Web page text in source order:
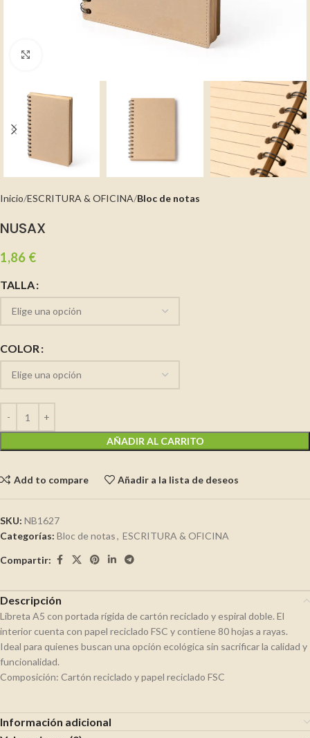
Inicio ESCRITURA & OFICINA Bloc de notas
NUSAX
1,86 €
TALLA
COLOR
AÑADIR AL CARRITO
Add to compare Añadir a la lista de deseos
SKU: NB1627
Categorías: Bloc de notas, ESCRITURA & OFICINA
Compartir:
Descripción
Libreta A5 con portada rígida de cartón reciclado y espiral doble. El
interior cuenta con papel reciclado FSC y contiene 80 hojas a rayas.
Ideal para quienes buscan una opción ecológica sin sacrificar la calidad y
funcionalidad.
Composición: Cartón reciclado y papel reciclado FSC
Información adicional